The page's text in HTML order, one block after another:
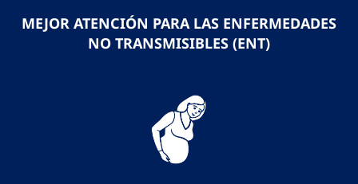
MEJOR ATENCIÓN PARA LAS ENFERMEDADES
NO TRANSMISIBLES (ENT)